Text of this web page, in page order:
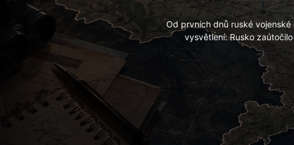
Od prvních dnů ruské
vysvětlení: Rusko